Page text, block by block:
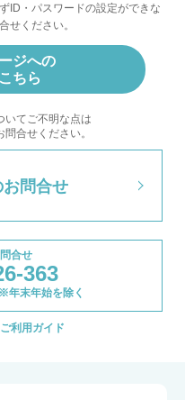
ID・パスワードの設定ができな
せください。
ジへの
ちら
いてご不明な点は
合せください。
問合せ
合せ
363
年末年始を除く
利用ガイド